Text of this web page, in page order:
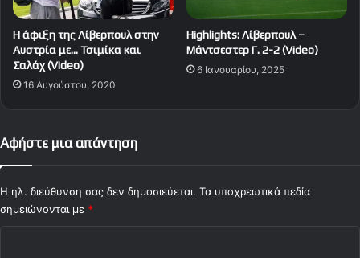
Η άφιξη της Λίβερπουλ στην
Αυστρία με… Τσιμίκα και
Σαλάχ (Video)
16 Αυγούστου, 2020
Highlights: Λίβερπουλ –
Μάντσεστερ Γ. 2-2 (Video)
6 Ιανουαρίου, 2025
Αφήστε μια απάντηση
Η ηλ. διεύθυνση σας δεν δημοσιεύεται. Τα υποχρεωτικά πεδία
σημειώνονται με *